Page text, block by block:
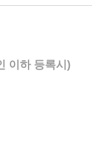
이하 등록시)